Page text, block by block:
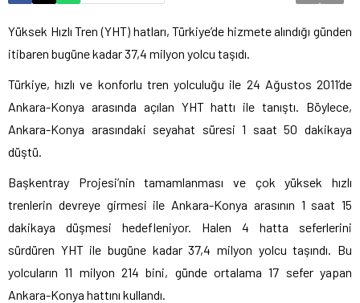
Yüksek Hızlı Tren (YHT) hatları, Türkiye’de hizmete alındığı günden
itibaren bugüne kadar 37,4 milyon yolcu taşıdı.
Türkiye, hızlı ve konforlu tren yolculuğu ile 24 Ağustos 2011’de
Ankara-Konya arasında açılan YHT hattı ile tanıştı. Böylece,
Ankara-Konya arasındaki seyahat süresi 1 saat 50 dakikaya
düştü.
Başkentray Projesi’nin tamamlanması ve çok yüksek hızlı
trenlerin devreye girmesi ile Ankara-Konya arasının 1 saat 15
dakikaya düşmesi hedefleniyor. Halen 4 hatta seferlerini
sürdüren YHT ile bugüne kadar 37,4 milyon yolcu taşındı. Bu
yolcuların 11 milyon 214 bini, günde ortalama 17 sefer yapan
Ankara-Konya hattını kullandı.